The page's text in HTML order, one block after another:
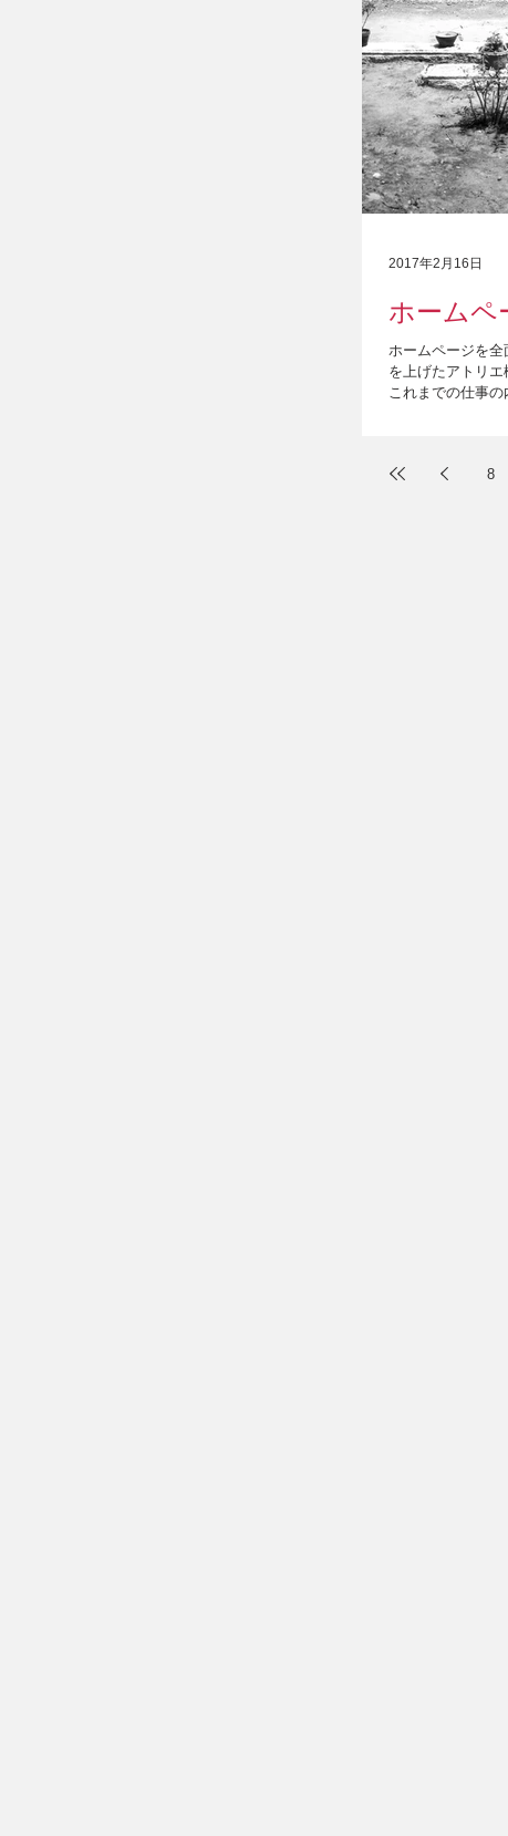
ホームペ
ホームページを全
を上げたアトリエ
これまでの仕事の
2017年2月16日
8